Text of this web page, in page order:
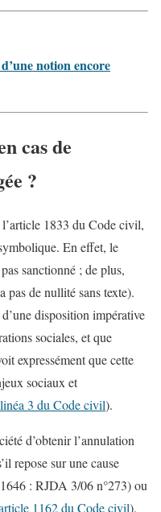
notion encore
cas de
?
l’article 1833 du Code civil,
En effet, le
sanctionné ; de plus,
pas de nullité sans texte).
disposition impérative
sociales, et que
expressément que cette
sociaux et
3 du Code civil).
d’obtenir l’annulation
repose sur une cause
: RJDA 3/06 n°273) ou
1162 du Code civil).